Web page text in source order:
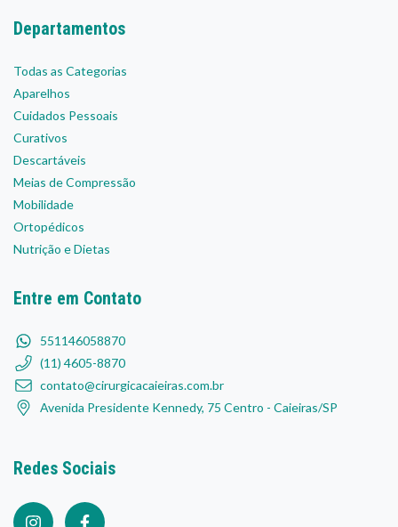
Departamentos
Todas as Categorias
Aparelhos
Cuidados Pessoais
Curativos
Descartáveis
Meias de Compressão
Mobilidade
Ortopédicos
Nutrição e Dietas
Entre em Contato
551146058870
(11) 4605-8870
contato@cirurgicacaieiras.com.br
Avenida Presidente Kennedy, 75 Centro - Caieiras/SP
Redes Sociais